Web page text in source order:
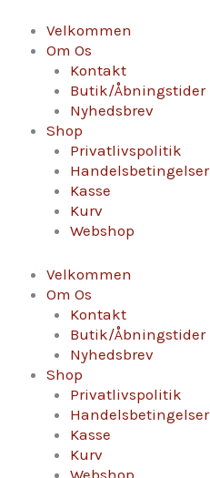
indholdet
Velkommen
Om Os
Kontakt
Butik/Åbningstider
Nyhedsbrev
Shop
Privatlivspolitik
Handelsbetingelser
Kasse
Kurv
Webshop
Velkommen
Om Os
Kontakt
Butik/Åbningstider
Nyhedsbrev
Shop
Privatlivspolitik
Handelsbetingelser
Kasse
Kurv
Webshop
Chambéran
antal